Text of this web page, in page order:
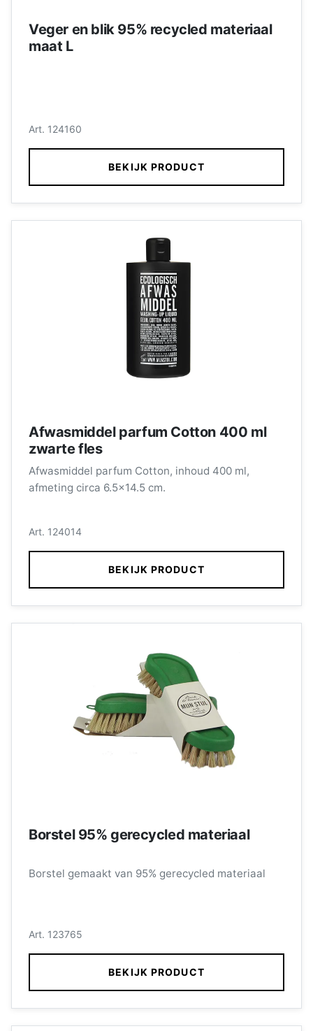
Veger en blik 95% recycled materiaal
maat L
Art. 124160
BEKIJK PRODUCT
Afwasmiddel parfum Cotton 400 ml
zwarte fles
Afwasmiddel parfum Cotton, inhoud 400 ml,
afmeting circa 6.5x14.5 cm.
Art. 124014
BEKIJK PRODUCT
Borstel 95% gerecycled materiaal
Borstel gemaakt van 95% gerecycled materiaal
Art. 123765
BEKIJK PRODUCT